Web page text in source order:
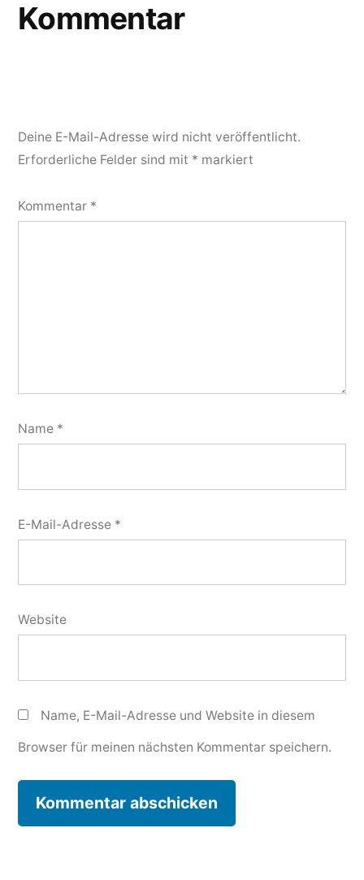
Kommentar
Deine E-Mail-Adresse wird nicht veröffentlicht.
Erforderliche Felder sind mit * markiert
Kommentar *
Name *
E-Mail-Adresse *
Website
Name, E-Mail-Adresse und Website in diesem
Browser für meinen nächsten Kommentar speichern.